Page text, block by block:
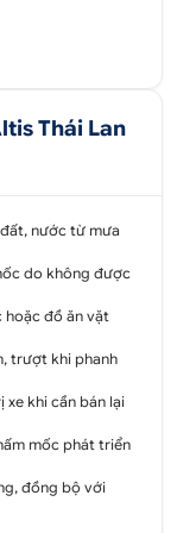
sử dụng. Phụ
xe Altis
xe
bám bẩn,
ô tô không bị
ẩm mốc dưới
liệu cao su
nước thấm
ô tô luôn sạch
Thái Lan
nước từ mưa
do không được
hoặc đồ ăn vặt
trượt khi phanh
xe khi cần bán lại
mốc phát triển
đồng bộ với